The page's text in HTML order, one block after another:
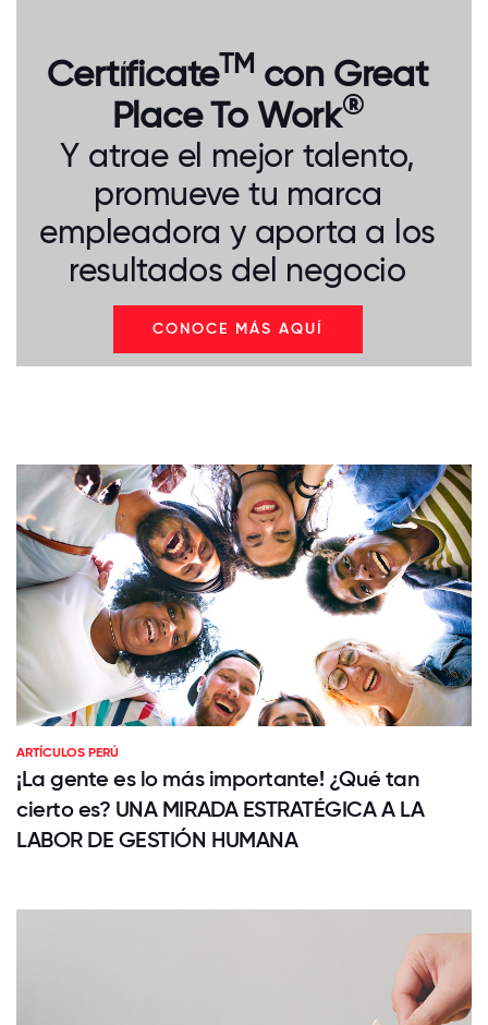
CertíficateTM con Great
Place To Work®
Y atrae el mejor talento,
promueve tu marca
empleadora y aporta a los
resultados del negocio
CONOCE MÁS AQUÍ
ARTÍCULOS PERÚ
¡La gente es lo más importante! ¿Qué tan
cierto es? UNA MIRADA ESTRATÉGICA A LA
LABOR DE GESTIÓN HUMANA